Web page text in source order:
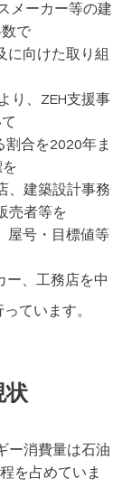
メーカー等の建
で
に向けた取り組
り、ZEH支援事
割合を2020年ま
、建築設計事務
売者等を
屋号・目標値等
ー、工務店を中
ています。
状
ー消費量は石油
を占めていま